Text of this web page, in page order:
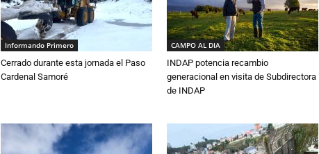
Informando Primero
Cerrado durante esta jornada el Paso
Cardenal Samoré
CAMPO AL DIA
INDAP potencia recambio
generacional en visita de Subdirectora
de INDAP